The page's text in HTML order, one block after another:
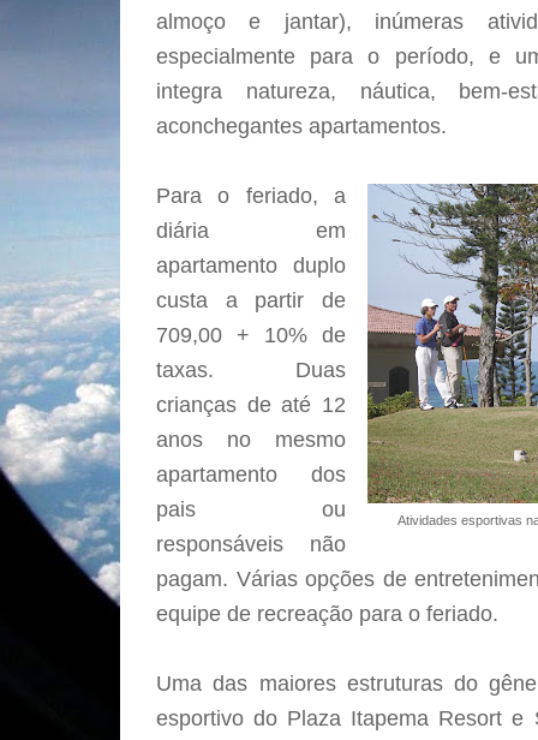
almoço e jantar), inúmeras
especialmente para o período, e
integra natureza, náutica, bem-
aconchegantes apartamentos.
Atividades esportivas
Para o feriado, a
diária em
apartamento duplo
custa a partir de
709,00 + 10% de
taxas. Duas
crianças de até 12
anos no mesmo
apartamento dos
pais ou
responsáveis não
pagam. Várias opções de
equipe de recreação para o feriado.
Uma das maiores estruturas do
esportivo do Plaza Itapema Resort e